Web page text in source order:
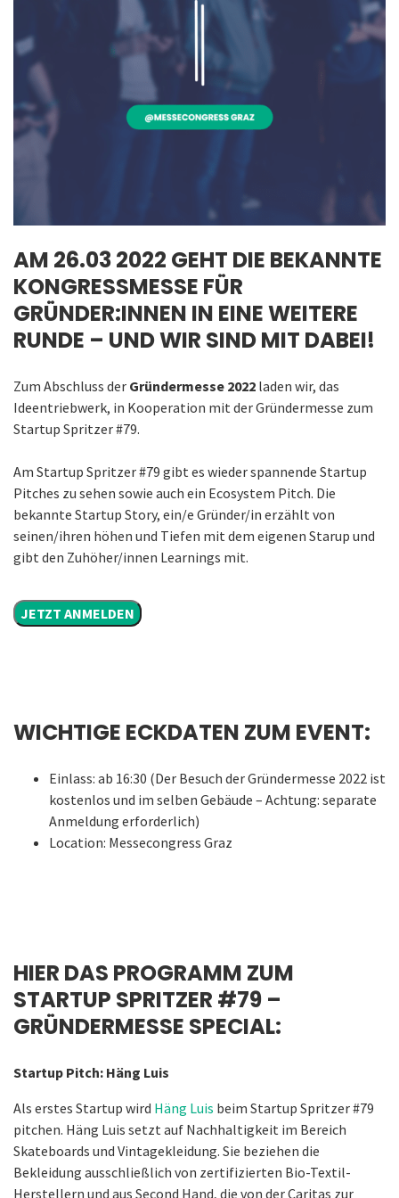
AM 26.03 2022 GEHT DIE BEKANNTE
KONGRESSMESSE FÜR
GRÜNDER:INNEN IN EINE WEITERE
RUNDE – UND WIR SIND MIT DABEI!
Zum Abschluss der Gründermesse 2022 laden wir, das
Ideentriebwerk, in Kooperation mit der Gründermesse zum
Startup Spritzer #79.
Am Startup Spritzer #79 gibt es wieder spannende Startup
Pitches zu sehen sowie auch ein Ecosystem Pitch. Die
bekannte Startup Story, ein/e Gründer/in erzählt von
seinen/ihren höhen und Tiefen mit dem eigenen Starup und
gibt den Zuhöher/innen Learnings mit.
JETZT ANMELDEN
WICHTIGE ECKDATEN ZUM EVENT:
Einlass: ab 16:30 (Der Besuch der Gründermesse 2022 ist
kostenlos und im selben Gebäude – Achtung: separate
Anmeldung erforderlich)
Location: Messecongress Graz
HIER DAS PROGRAMM ZUM
STARTUP SPRITZER #79 –
GRÜNDERMESSE SPECIAL:
Startup Pitch: Häng Luis
Als erstes Startup wird Häng Luis beim Startup Spritzer #79
pitchen. Häng Luis setzt auf Nachhaltigkeit im Bereich
Skateboards und Vintagekleidung. Sie beziehen die
Bekleidung ausschließlich von zertifizierten Bio-Textil-
Herstellern und aus Second Hand, die von der Caritas zur